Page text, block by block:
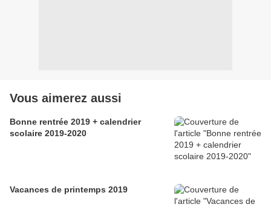
Vous aimerez aussi
Bonne rentrée 2019 + calendrier
scolaire 2019-2020
Vacances de printemps 2019